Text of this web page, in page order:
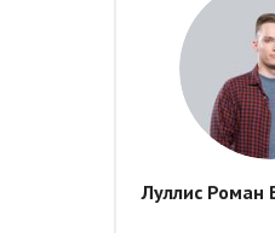
Луллис Роман